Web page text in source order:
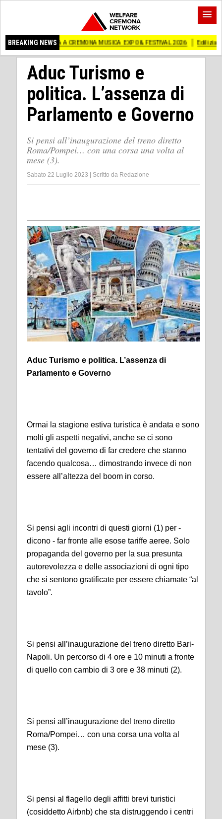
BREAKING NEWS
A CREMONA MUSICA EXPO & FESTIVAL 2026 Edilizia lombarda, CNA:
Aduc Turismo e
politica. L’assenza di
Parlamento e Governo
Si pensi all’inaugurazione del treno diretto
Roma/Pompei… con una corsa una volta al
mese (3).
Sabato 22 Luglio 2023 Scritto da Redazione
Aduc Turismo e politica. L’assenza di
Parlamento e Governo
Ormai la stagione estiva turistica è andata e sono
molti gli aspetti negativi, anche se ci sono
tentativi del governo di far credere che stanno
facendo qualcosa… dimostrando invece di non
essere all’altezza del boom in corso.
Si pensi agli incontri di questi giorni (1) per -
dicono - far fronte alle esose tariffe aeree. Solo
propaganda del governo per la sua presunta
autorevolezza e delle associazioni di ogni tipo
che si sentono gratificate per essere chiamate “al
tavolo”.
Si pensi all’inaugurazione del treno diretto Bari-
Napoli. Un percorso di 4 ore e 10 minuti a fronte
di quello con cambio di 3 ore e 38 minuti (2).
Si pensi all’inaugurazione del treno diretto
Roma/Pompei… con una corsa una volta al
mese (3).
Si pensi al flagello degli affitti brevi turistici
(cosiddetto Airbnb) che sta distruggendo i centri